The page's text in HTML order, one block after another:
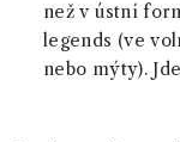
než v ústní
legends (ve
nebo mýty).